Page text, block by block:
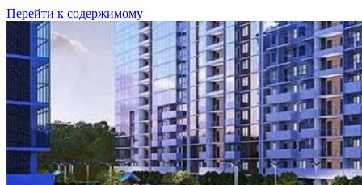
Перейти к содержимому